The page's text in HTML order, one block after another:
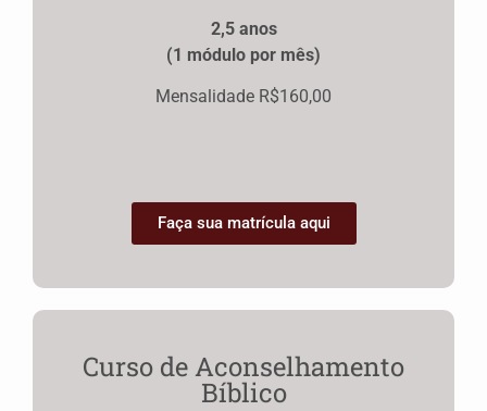
2,5 anos
(1 módulo por mês)
Mensalidade R$160,00
Faça sua matrícula aqui
Curso de Aconselhamento
Bíblico